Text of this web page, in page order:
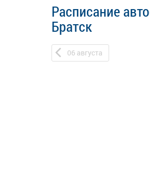
Расписание
Братск
06 августа